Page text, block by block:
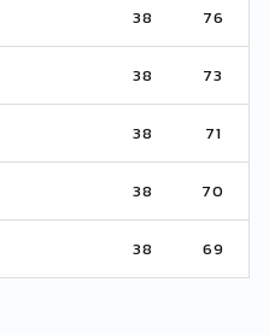
38 76
38 73
38 71
38 70
38 69